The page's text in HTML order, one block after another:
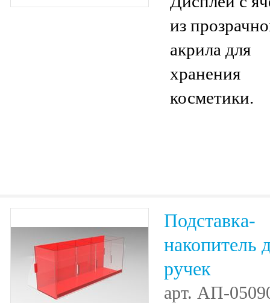
из
акрила для
хранения
косметики.
Подставка-
накопитель
ручек
арт. АП-